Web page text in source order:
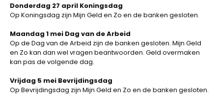
Donderdag 27 april Koningsdag
Op Koningsdag zijn Mijn Geld en Zo en de banken gesloten.
Maandag 1 mei Dag van de Arbeid
Op de Dag van de Arbeid zijn de banken gesloten. Mijn Geld
en Zo kan dan wel vragen beantwoorden. Geld overmaken
kan pas de volgende dag.
Vrijdag 5 mei Bevrijdingsdag
Op Bevrijdingsdag zijn Mijn Geld en Zo en de banken gesloten.